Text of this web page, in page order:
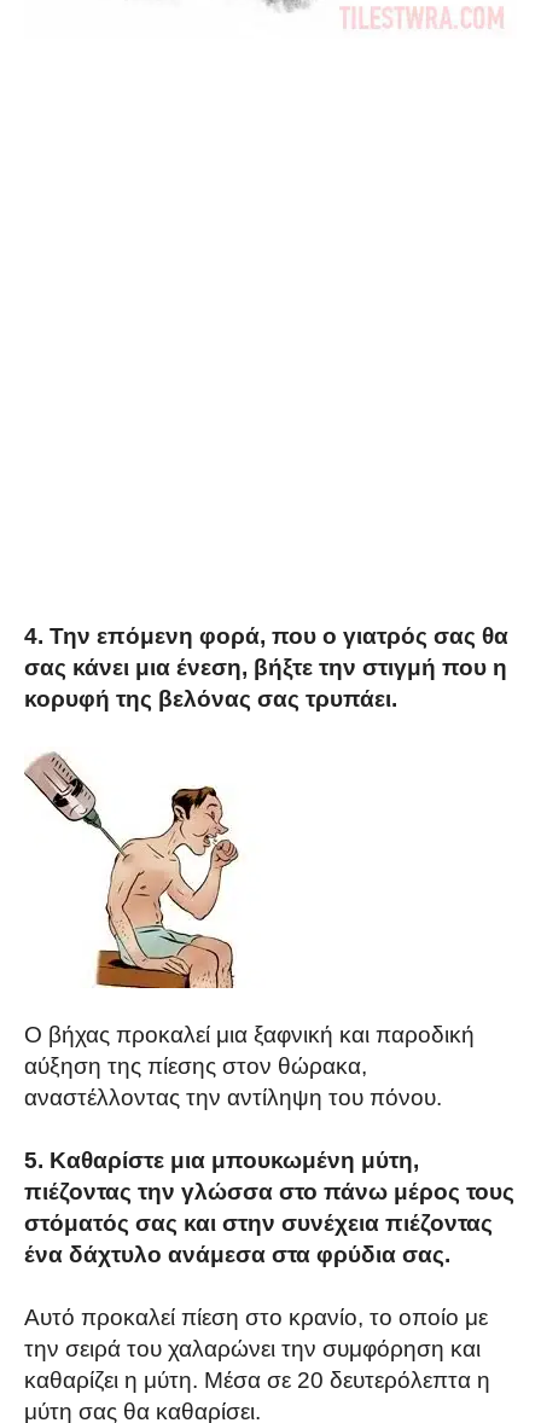
4. Την επόμενη φορά, που ο γιατρός σας θα
σας κάνει μια ένεση, βήξτε την στιγμή που η
κορυφή της βελόνας σας τρυπάει.
Ο βήχας προκαλεί μια ξαφνική και παροδική
αύξηση της πίεσης στον θώρακα,
αναστέλλοντας την αντίληψη του πόνου.
5. Καθαρίστε μια μπουκωμένη μύτη,
πιέζοντας την γλώσσα στο πάνω μέρος τους
στόματός σας και στην συνέχεια πιέζοντας
ένα δάχτυλο ανάμεσα στα φρύδια σας.
Αυτό προκαλεί πίεση στο κρανίο, το οποίο με
την σειρά του χαλαρώνει την συμφόρηση και
καθαρίζει η μύτη. Μέσα σε 20 δευτερόλεπτα η
μύτη σας θα καθαρίσει.